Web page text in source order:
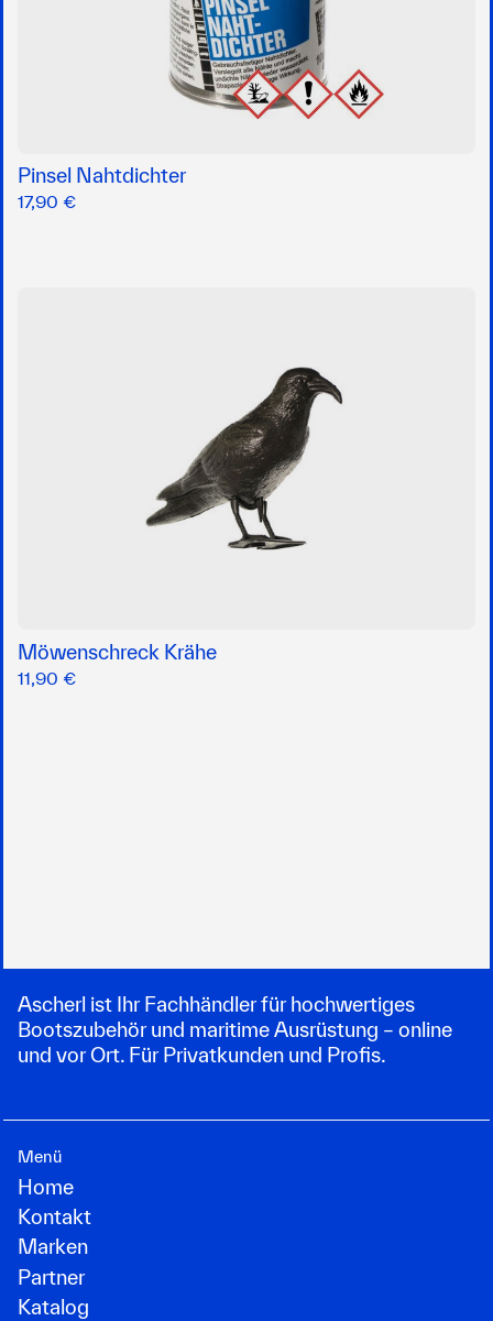
Pinsel Nahtdichter
17,90 €
Möwenschreck Krähe
11,90 €
Ascherl ist Ihr Fachhändler für hochwertiges
Bootszubehör und maritime Ausrüstung – online
und vor Ort. Für Privatkunden und Profis.
Menü
Home
Kontakt
Marken
Partner
Katalog